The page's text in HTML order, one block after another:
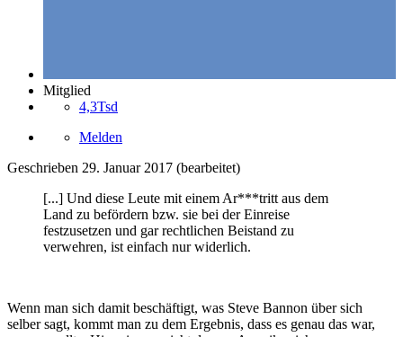
Mitglied
4,3Tsd
Melden
Geschrieben 29. Januar 2017 (bearbeitet)
[...] Und diese Leute mit einem Ar***tritt aus dem
Land zu befördern bzw. sie bei der Einreise
festzusetzen und gar rechtlichen Beistand zu
verwehren, ist einfach nur widerlich.
Wenn man sich damit beschäftigt, was Steve Bannon über sich
selber sagt, kommt man zu dem Ergebnis, dass es genau das war,